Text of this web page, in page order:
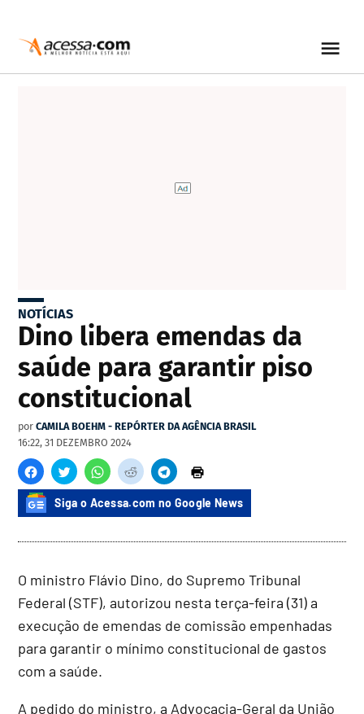
NOTÍCIAS
Dino libera emendas da
saúde para garantir piso
constitucional
por CAMILA BOEHM - REPÓRTER DA AGÊNCIA BRASIL
16:22, 31 DEZEMBRO 2024
Siga o Acessa.com no Google News
O ministro Flávio Dino, do Supremo Tribunal
Federal (STF), autorizou nesta terça-feira (31) a
execução de emendas de comissão empenhadas
para garantir o mínimo constitucional de gastos
com a saúde.
A pedido do ministro, a Advocacia-Geral da União